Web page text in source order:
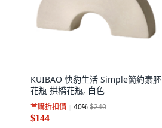
KUIBAO 快豹生活 Simple簡約素胚
花瓶 拱橋花瓶, 白色
首購折扣價 40%$240
$144